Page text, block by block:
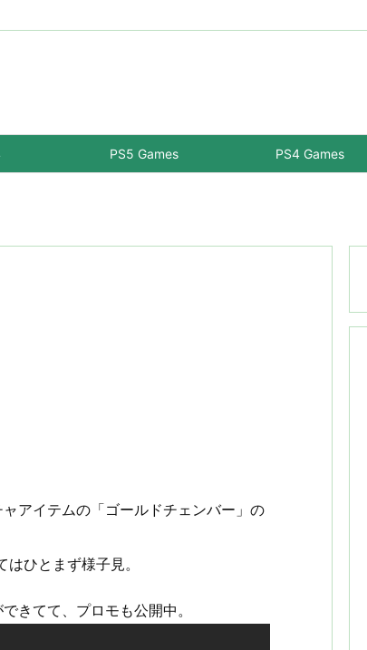
PS5 Games PS4 Games
アイテムの「ゴールドチェンバー」の
ひとまず様子見。
きてて、プロモも公開中。